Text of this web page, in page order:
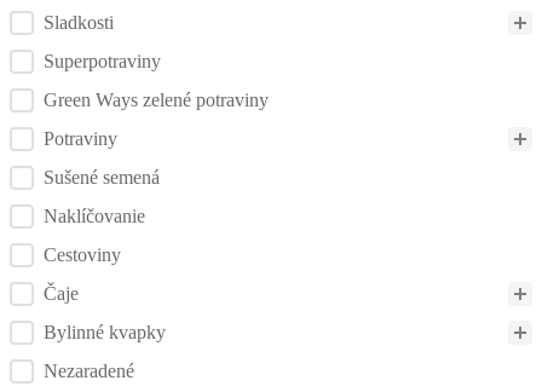
Sladkosti
Superpotraviny
Green Ways zelené potraviny
Potraviny
Sušené semená
Naklíčovanie
Cestoviny
Čaje
Bylinné kvapky
Nezaradené